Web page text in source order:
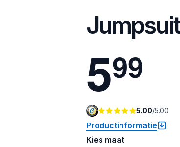
599
5.00/5.00
Productinformatie
Kies maat